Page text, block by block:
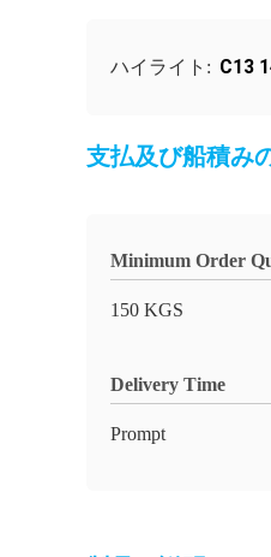
ハイライト: C13
支払及び船積み
Minimum Order
150 KGS
Delivery Time
Prompt